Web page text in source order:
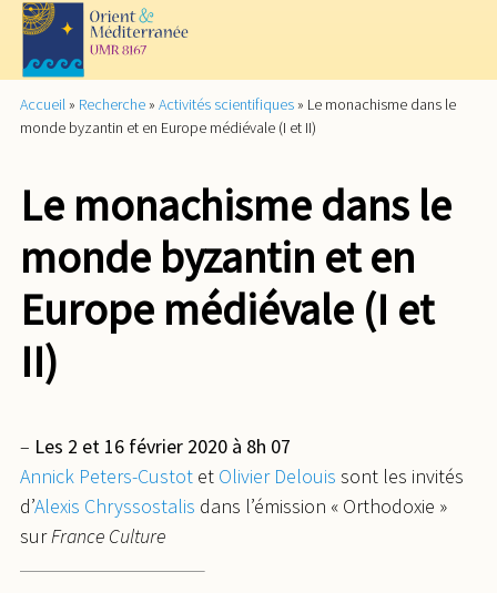
Accueil » Recherche » Activités scientifiques » Le monachisme dans le
monde byzantin et en Europe médiévale (I et II)
Le monachisme dans le
monde byzantin et en
Europe médiévale (I et
II)
– Les 2 et 16 février 2020 à 8h 07
Annick Peters-Custot et Olivier Delouis sont les invités
d’Alexis Chryssostalis dans l’émission « Orthodoxie »
surFrance Culture